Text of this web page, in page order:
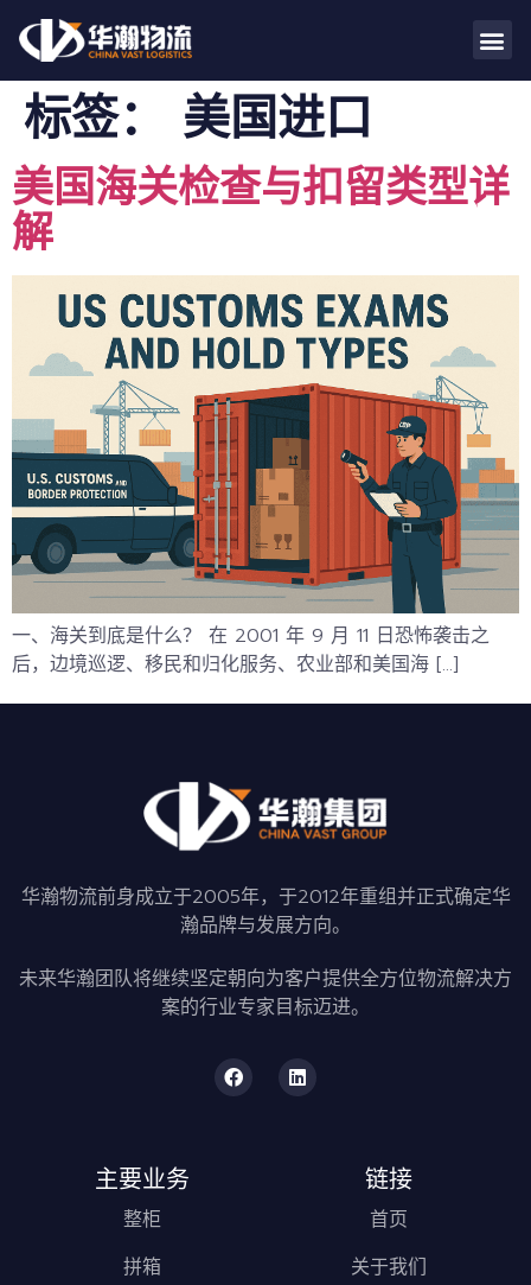
标签： 美国进口
美国海关检查与扣留类型详
解
一、海关到底是什么？ 在 2001 年 9 月 11 日恐怖袭击之
后，边境巡逻、移民和归化服务、农业部和美国海 […]
华瀚物流前身成立于2005年，于2012年重组并正式确定华
瀚品牌与发展方向。
未来华瀚团队将继续坚定朝向为客户提供全方位物流解决方
案的行业专家目标迈进。
主要业务
整柜
拼箱
链接
首页
关于我们